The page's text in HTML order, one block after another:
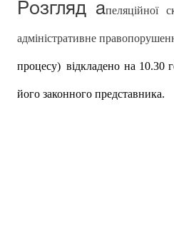
Розгляд апеляційної
адміністративне
процесу) відкладено на 10.30
його законного представника.